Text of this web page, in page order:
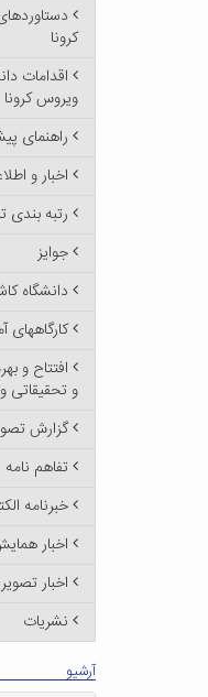
کرونا
اقدامات
ویروس کرونا
راهنمای
اخبار و
رتبه بندی
جوایز
دانشگاه
کارگاههای
افتتاح و
و تحقیقاتی
گزارش
تفاهم نامه
خبرنامه
اخبار
اخبار
نشریات
آرشیو